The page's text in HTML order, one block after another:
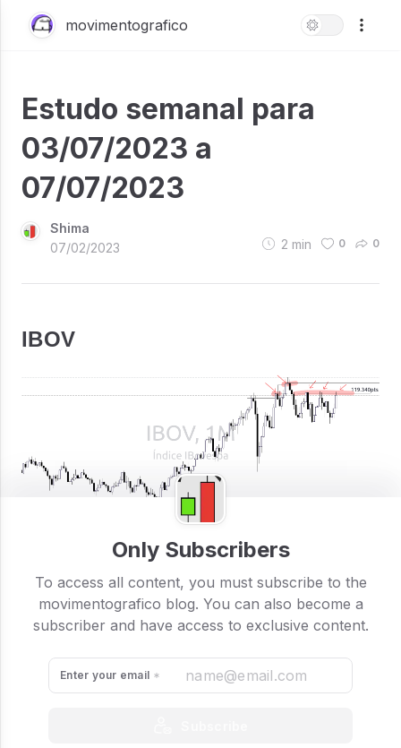
movimentografico
Estudo semanal para
03/07/2023 a
07/07/2023
Shima
07/02/2023
2 min 0 0
IBOV
Olhando o IBOV mensal podemos ver que tivemos 2
tentativas de rompimento num passado não tão
distante que pelo meu modo de olhar, falharam.
Only Subscribers
To access all content, you must subscribe to the
movimentografico blog. You can also become a
subscriber and have access to exclusive content.
Enter your email